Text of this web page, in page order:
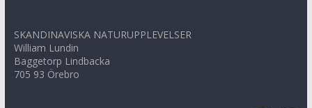
SKANDINAVISKA NATURUPPLEVELSER
William Lundin
Baggetorp Lindbacka
705 93 Örebro